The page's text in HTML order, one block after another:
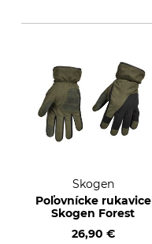
Skogen
Poľovnícke rukavice
Skogen Forest
26,90 €